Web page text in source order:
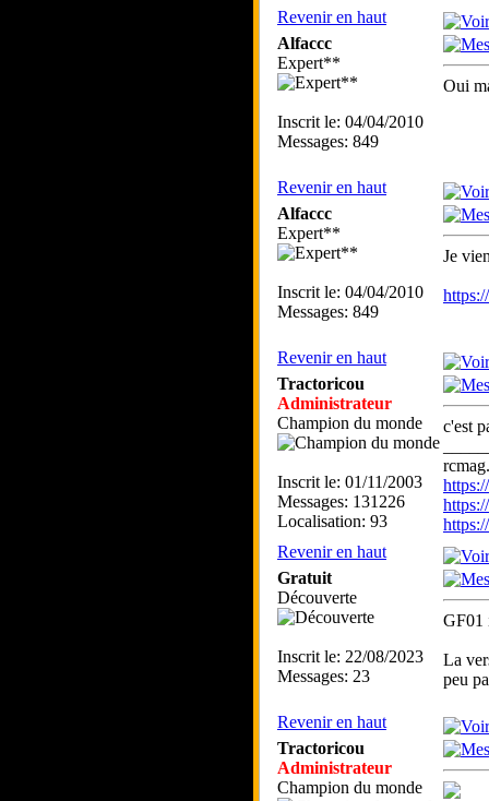
Revenir en haut
Alfaccc
Expert**
Inscrit le: 04/04/2010
Messages: 849
Oui
Revenir en haut
Alfaccc
Expert**
Inscrit le: 04/04/2010
Messages: 849
Je
Revenir en haut
Tractoricou
Administrateur
Champion du monde
Inscrit le: 01/11/2003
Messages: 131226
Localisation: 93
c'est
Revenir en haut
Gratuit
Découverte
Inscrit le: 22/08/2023
Messages: 23
GF01
La
peu
Revenir en haut
Tractoricou
Administrateur
Champion du monde